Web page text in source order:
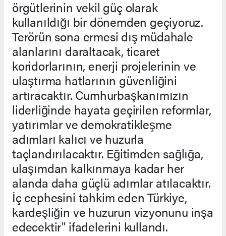
örgütlerinin vekil güç olarak
kullanıldığı bir dönemden geçiyoruz.
Terörün sona ermesi dış müdahale
alanlarını daraltacak, ticaret
koridorlarının, enerji projelerinin ve
ulaştırma hatlarının güvenliğini
artıracaktır. Cumhurbaşkanımızın
liderliğinde hayata geçirilen reformlar,
yatırımlar ve demokratikleşme
adımları kalıcı ve huzurla
taçlandırılacaktır. Eğitimden sağlığa,
ulaşımdan kalkınmaya kadar her
alanda daha güçlü adımlar atılacaktır.
İç cephesini tahkim eden Türkiye,
kardeşliğin ve huzurun vizyonunu inşa
edecektir" ifadelerini kullandı.